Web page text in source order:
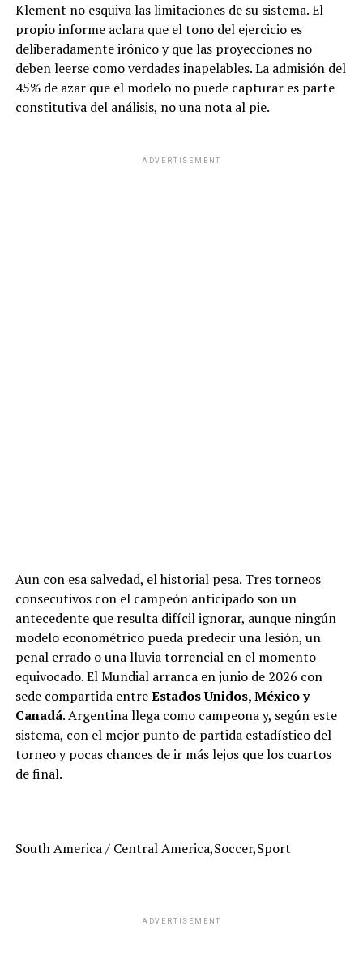
Klement no esquiva las limitaciones de su sistema. El
propio informe aclara que el tono del ejercicio es
deliberadamente irónico y que las proyecciones no
deben leerse como verdades inapelables. La admisión del
45% de azar que el modelo no puede capturar es parte
constitutiva del análisis, no una nota al pie.
ADVERTISEMENT
Aun con esa salvedad, el historial pesa. Tres torneos
consecutivos con el campeón anticipado son un
antecedente que resulta difícil ignorar, aunque ningún
modelo econométrico pueda predecir una lesión, un
penal errado o una lluvia torrencial en el momento
equivocado. El Mundial arranca en junio de 2026 con
sede compartida entreEstados Unidos, México y
Canadá. Argentina llega como campeona y, según este
sistema, con el mejor punto de partida estadístico del
torneo y pocas chances de ir más lejos que los cuartos
de final.
South America / Central America,Soccer,Sport
ADVERTISEMENT